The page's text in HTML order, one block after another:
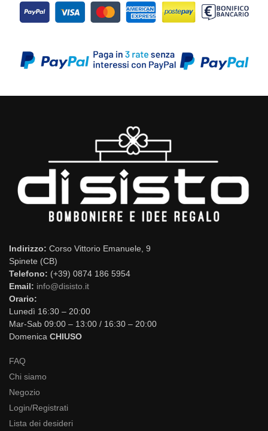
Indirizzo: Corso Vittorio Emanuele, 9
Spinete (CB)
Telefono: (+39) 0874 186 5954
Email: info@disisto.it
Orario:
Lunedì 16:30 – 20:00
Mar-Sab 09:00 – 13:00 / 16:30 – 20:00
Domenica CHIUSO
FAQ
Chi siamo
Negozio
Login/Registrati
Lista dei desideri